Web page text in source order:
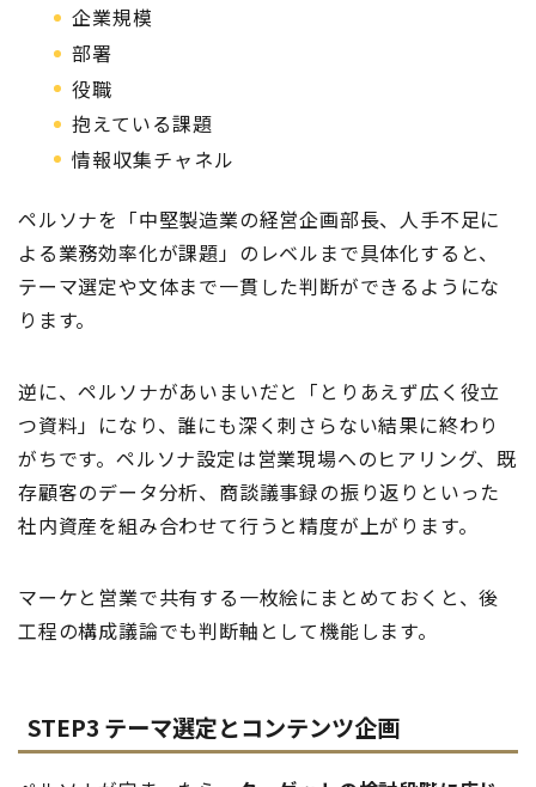
企業規模
部署
役職
抱えている課題
情報収集チャネル
ペルソナを「中堅製造業の経営企画部長、人手不足に
よる業務効率化が課題」のレベルまで具体化すると、
テーマ選定や文体まで一貫した判断ができるようにな
ります。
逆に、ペルソナがあいまいだと「とりあえず広く役立
つ資料」になり、誰にも深く刺さらない結果に終わり
がちです。ペルソナ設定は営業現場へのヒアリング、既
存顧客のデータ分析、商談議事録の振り返りといった
社内資産を組み合わせて行うと精度が上がります。
マーケと営業で共有する一枚絵にまとめておくと、後
工程の構成議論でも判断軸として機能します。
STEP3 テーマ選定とコンテンツ企画